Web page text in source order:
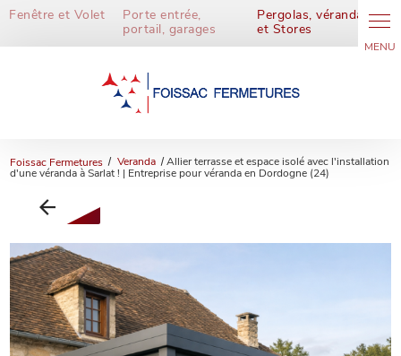
Fenêtre et Volet
Porte entrée,
portail, garages
Pergolas, vérandas
et Stores
Foissac Fermetures Veranda
Allier terrasse et espace isolé avec l'installation
d'une véranda à Sarlat ! | Entreprise pour véranda en Dordogne (24)
Panneau de gestion des cookies